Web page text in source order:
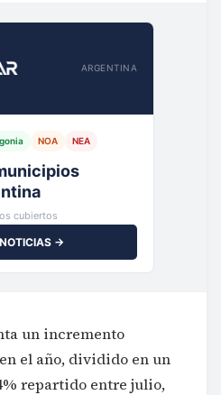
ARGENTINA
NOA NEA
cubiertos
→
un incremento
el año, dividido en un
repartido entre julio,